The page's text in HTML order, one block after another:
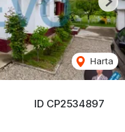
ID CP2534897
Harta